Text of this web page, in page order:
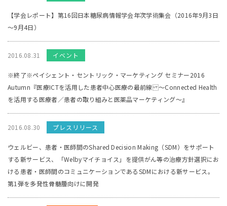
【学会レポート】第16回日本糖尿病情報学会年次学術集会（2016年9月3日
～9月4日）
2016.08.31 イベント
※終了※ペイシェント・セントリック・マーケティング セミナー2016
Autumn『医療ICTを活用した患者中心医療の最前線 ～Connected Health
を活用する医療者／患者の取り組みと医薬品マーケティング～』
2016.08.30 プレスリリース
ウェルビー、患者・医師間のShared Decision Making（SDM）をサポート
する新サービス、「Welbyマイチョイス」を提供がん等の治療方針選択にお
ける患者・医師間のコミュニケーションであるSDMにおける新サービス。
第1弾を多発性骨髄腫向けに開発